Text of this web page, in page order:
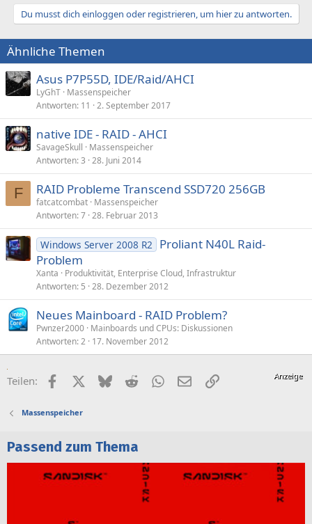
Du musst dich einloggen oder registrieren, um hier zu antworten.
Ähnliche Themen
Asus P7P55D, IDE/Raid/AHCI
LyGhT Massenspeicher
Antworten 11 2. September 2017
native IDE - RAID - AHCI
SavageSkull
Massenspeicher
Antworten 3 28. Juni 2014
F RAID Probleme Transcend SSD720 256GB
fatcatcombat Massenspeicher
Antworten 7 28. Februar 2013
Windows Server 2008 R2
Proliant N40L Raid-
Problem
Xanta
Produktivität, Enterprise Cloud, Infrastruktur
Antworten 5 28. Dezember 2012
Neues Mainboard - RAID Problem?
Pwnzer2000 Mainboards und CPUs: Diskussionen
Antworten 2 17. November 2012
Teilen: FacebookX (Twitter)
BlueskyRedditWhatsApp
E-MailLink
Massenspeicher
Passend zum Thema